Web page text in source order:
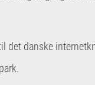
det danske